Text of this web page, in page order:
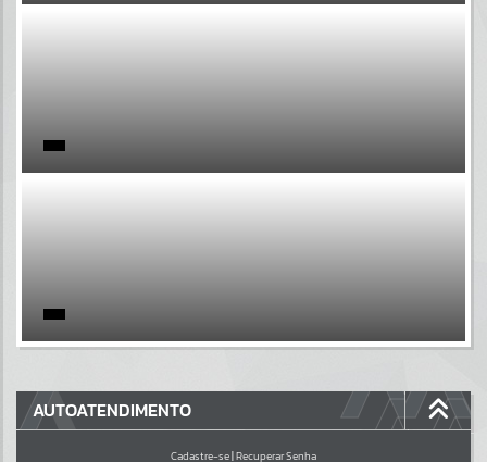
Por favor, aguarde...
Por favor, aguarde...
GALERIAS
Por favor, aguarde...
AUTOATENDIMENTO
Cadastre-se|Recuperar Senha